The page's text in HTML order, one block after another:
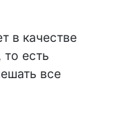
в качестве
то есть
все